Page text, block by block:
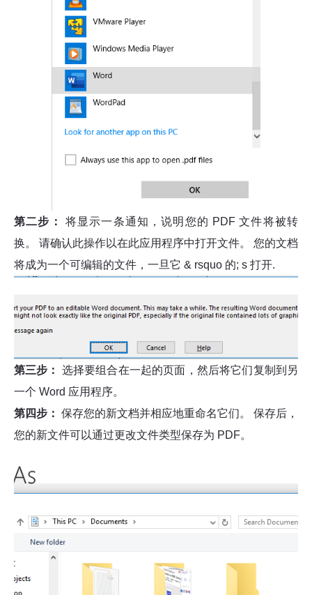
第二步：
将显示一条通知，说明您的 PDF 文件将被转
换。 请确认此操作以在此应用程序中打开文件。 您的文档
将成为一个可编辑的文件，一旦它 & rsquo 的; s 打开.
第三步：
选择要组合在一起的页面，然后将它们复制到另
一个 Word 应用程序。
第四步： 保存您的新文档并相应地重命名它们。 保存后，
您的新文件可以通过更改文件类型保存为 PDF。